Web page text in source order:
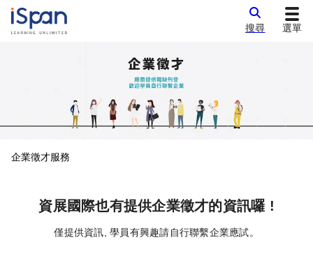
搜尋 選單
企業徵才服務
資展國際也有提供企業徵才的資訊囉 !
僅提供資訊, 學員有興趣請自行聯繫企業應試。